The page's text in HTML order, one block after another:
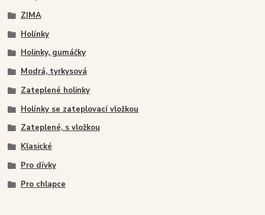
ZIMA
Holínky
Holinky, gumáčky
Modrá, tyrkysová
Zateplené holinky
Holínky se zateplovací vložkou
Zateplené, s vložkou
Klasické
Pro dívky
Pro chlapce